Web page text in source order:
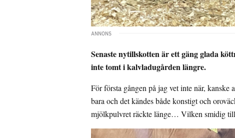
Senaste nytillskotten är ett gäng glada
inte tomt i kalvladugården längre.
För första gången på jag vet inte när,
bara och det kändes både konstigt och
mjölkpulvret räckte länge… Vilken smidig